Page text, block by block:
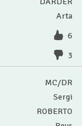
Arta
6
3
MC/DR
Sergi
ROBERTO